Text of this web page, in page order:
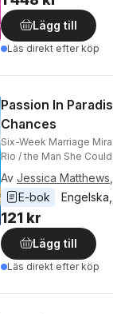
Lägg till
Läs direkt efter köp
Passion In
Chances
Six-Week Marriage
Rio / the Man She
Av Jessica Matthews
E-bok
Engelska
121 kr
Lägg till
Läs direkt efter köp